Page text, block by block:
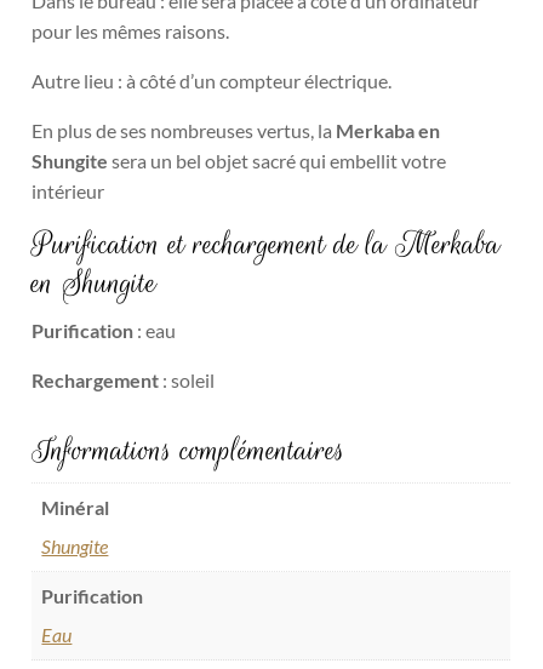
pour les mêmes raisons.
Autre lieu : à côté d’un compteur électrique.
En plus de ses nombreuses vertus, la Merkaba en
Shungite sera un bel objet sacré qui embellit votre
intérieur
Purification et rechargement de la Merkaba
en Shungite
Purification : eau
Rechargement : soleil
Informations complémentaires
Minéral
Shungite
Purification
Eau